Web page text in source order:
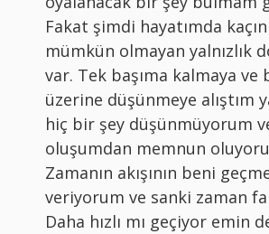
Fakat şimdi hayatımda
mümkün olmayan yalnızlık
var. Tek başıma kalmaya ve
üzerine düşünmeye alıştım
hiç bir şey düşünmüyorum
oluşumdan memnun
Zamanın akışının beni
veriyorum ve sanki zaman
Daha hızlı mı geçiyor emin